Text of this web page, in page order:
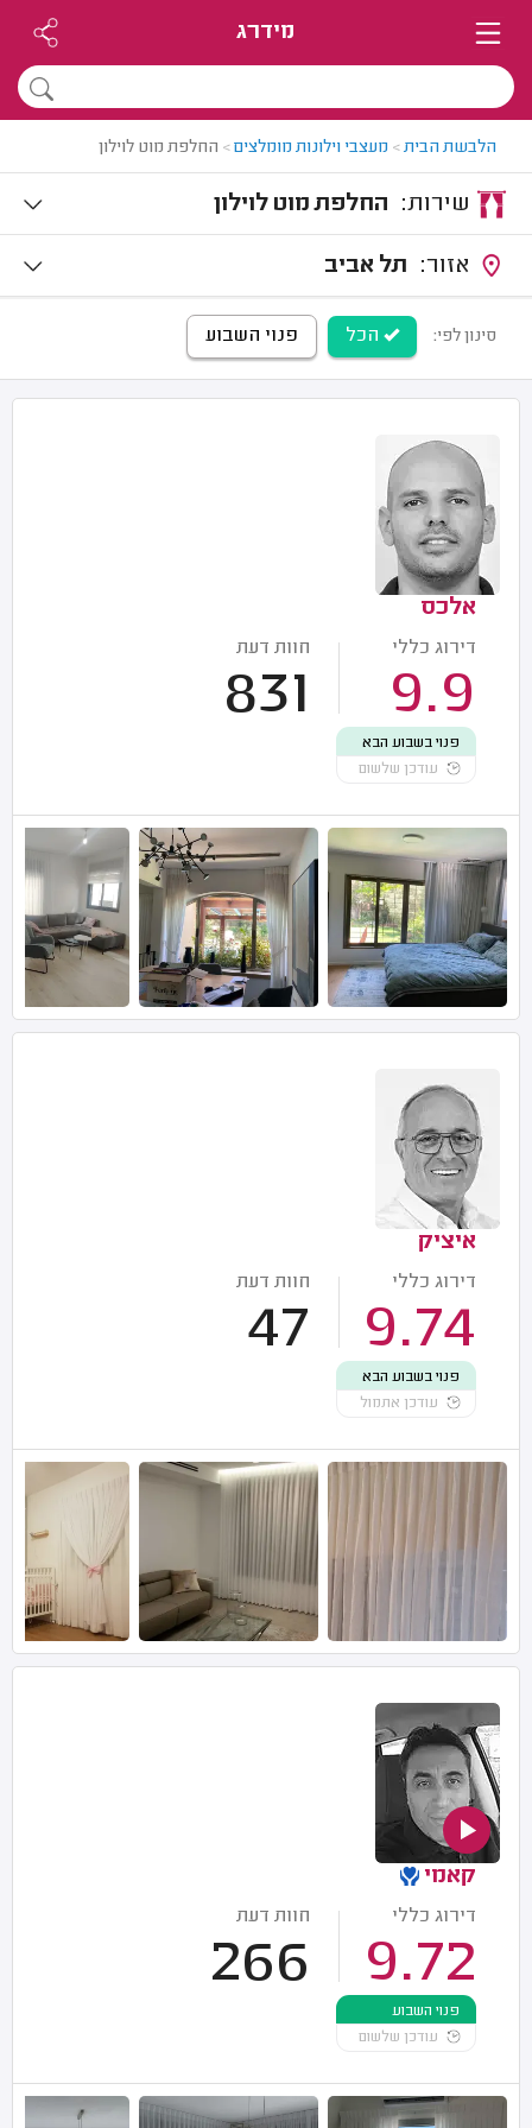
מידרג
הלבשת הבית> מעצבי וילונות מומלצים> החלפת מוט לוילון
החלפת מוט לוילון
תל אביב
סינון לפי: הכל פנוי השבוע
אלכס
דירוג כללי
9.9
חוות דעת
831
פנוי בשבוע הבא
עודכן שלשום
איציק
דירוג כללי
9.74
חוות דעת
47
פנוי בשבוע הבא
עודכן אתמול
קאמי
דירוג כללי
9.72
חוות דעת
266
פנוי השבוע
עודכן שלשום